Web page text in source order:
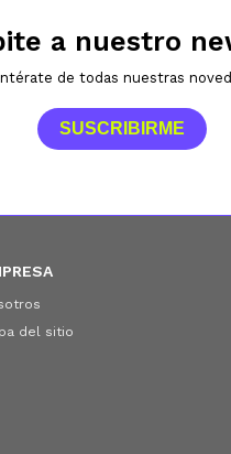
del sitio
a nuestro
de todas nuestras
SUSCRIBIRME